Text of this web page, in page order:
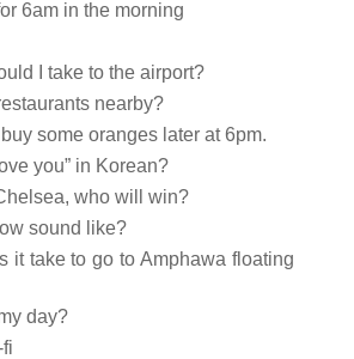
6am in the morning
I take to the airport?
nearby?
some oranges later at 6pm.
you” in Korean?
who will win?
sound like?
it take to go to Amphawa floating
day?